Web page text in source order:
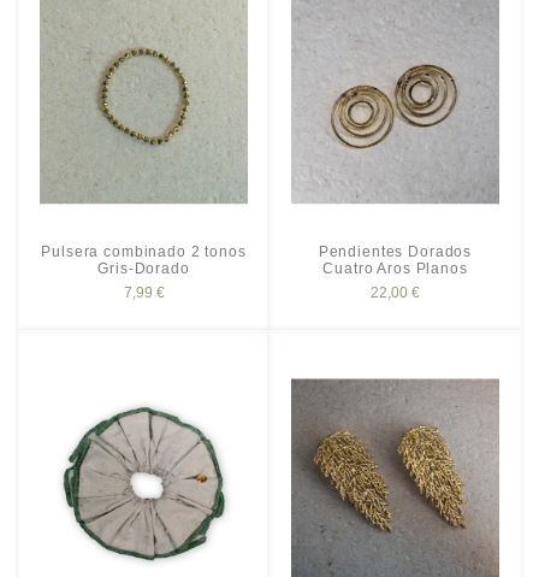
Pulsera combinado 2 tonos
Gris-Dorado
7,99 €
Pendientes Dorados
Cuatro Aros Planos
22,00 €